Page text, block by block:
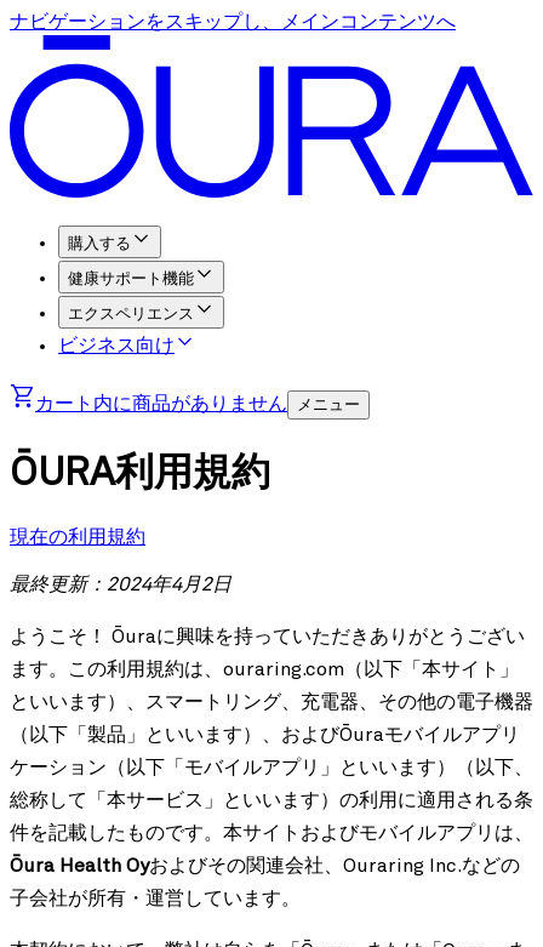
ナビゲーションをスキップし、メインコンテンツへ
購入する
健康サポート機能
エクスペリエンス
ビジネス向け
カート内に商品がありません メニュー
ŌURA利用規約
現在の利用規約
最終更新：2024年4月2日
ようこそ！ Ōuraに興味を持っていただきありがとうござい
ます。この利用規約は、ouraring.com（以下「本サイト」
といいます）、スマートリング、充電器、その他の電子機器
（以下「製品」といいます）、およびŌuraモバイルアプリ
ケーション（以下「モバイルアプリ」といいます）（以下、
総称して「本サービス」といいます）の利用に適用される条
件を記載したものです。本サイトおよびモバイルアプリは、
Ōura Health Oyおよびその関連会社、Ouraring Inc.などの
子会社が所有・運営しています。